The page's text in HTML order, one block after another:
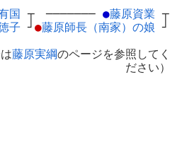
国 ┬
子 ┘
─────── ●藤原資業 ┬
●藤原師長（南家）の娘 ┘
藤原実綱のページを参照してく
ださい）